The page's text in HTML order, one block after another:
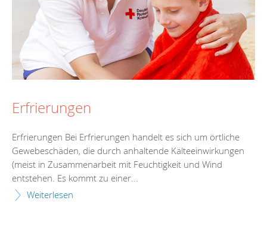
Erfrierungen
Erfrierungen Bei Erfrierungen handelt es sich um örtliche
Gewebeschäden, die durch anhaltende Kälteeinwirkungen
(meist in Zusammenarbeit mit Feuchtigkeit und Wind
entstehen. Es kommt zu einer...
Weiterlesen